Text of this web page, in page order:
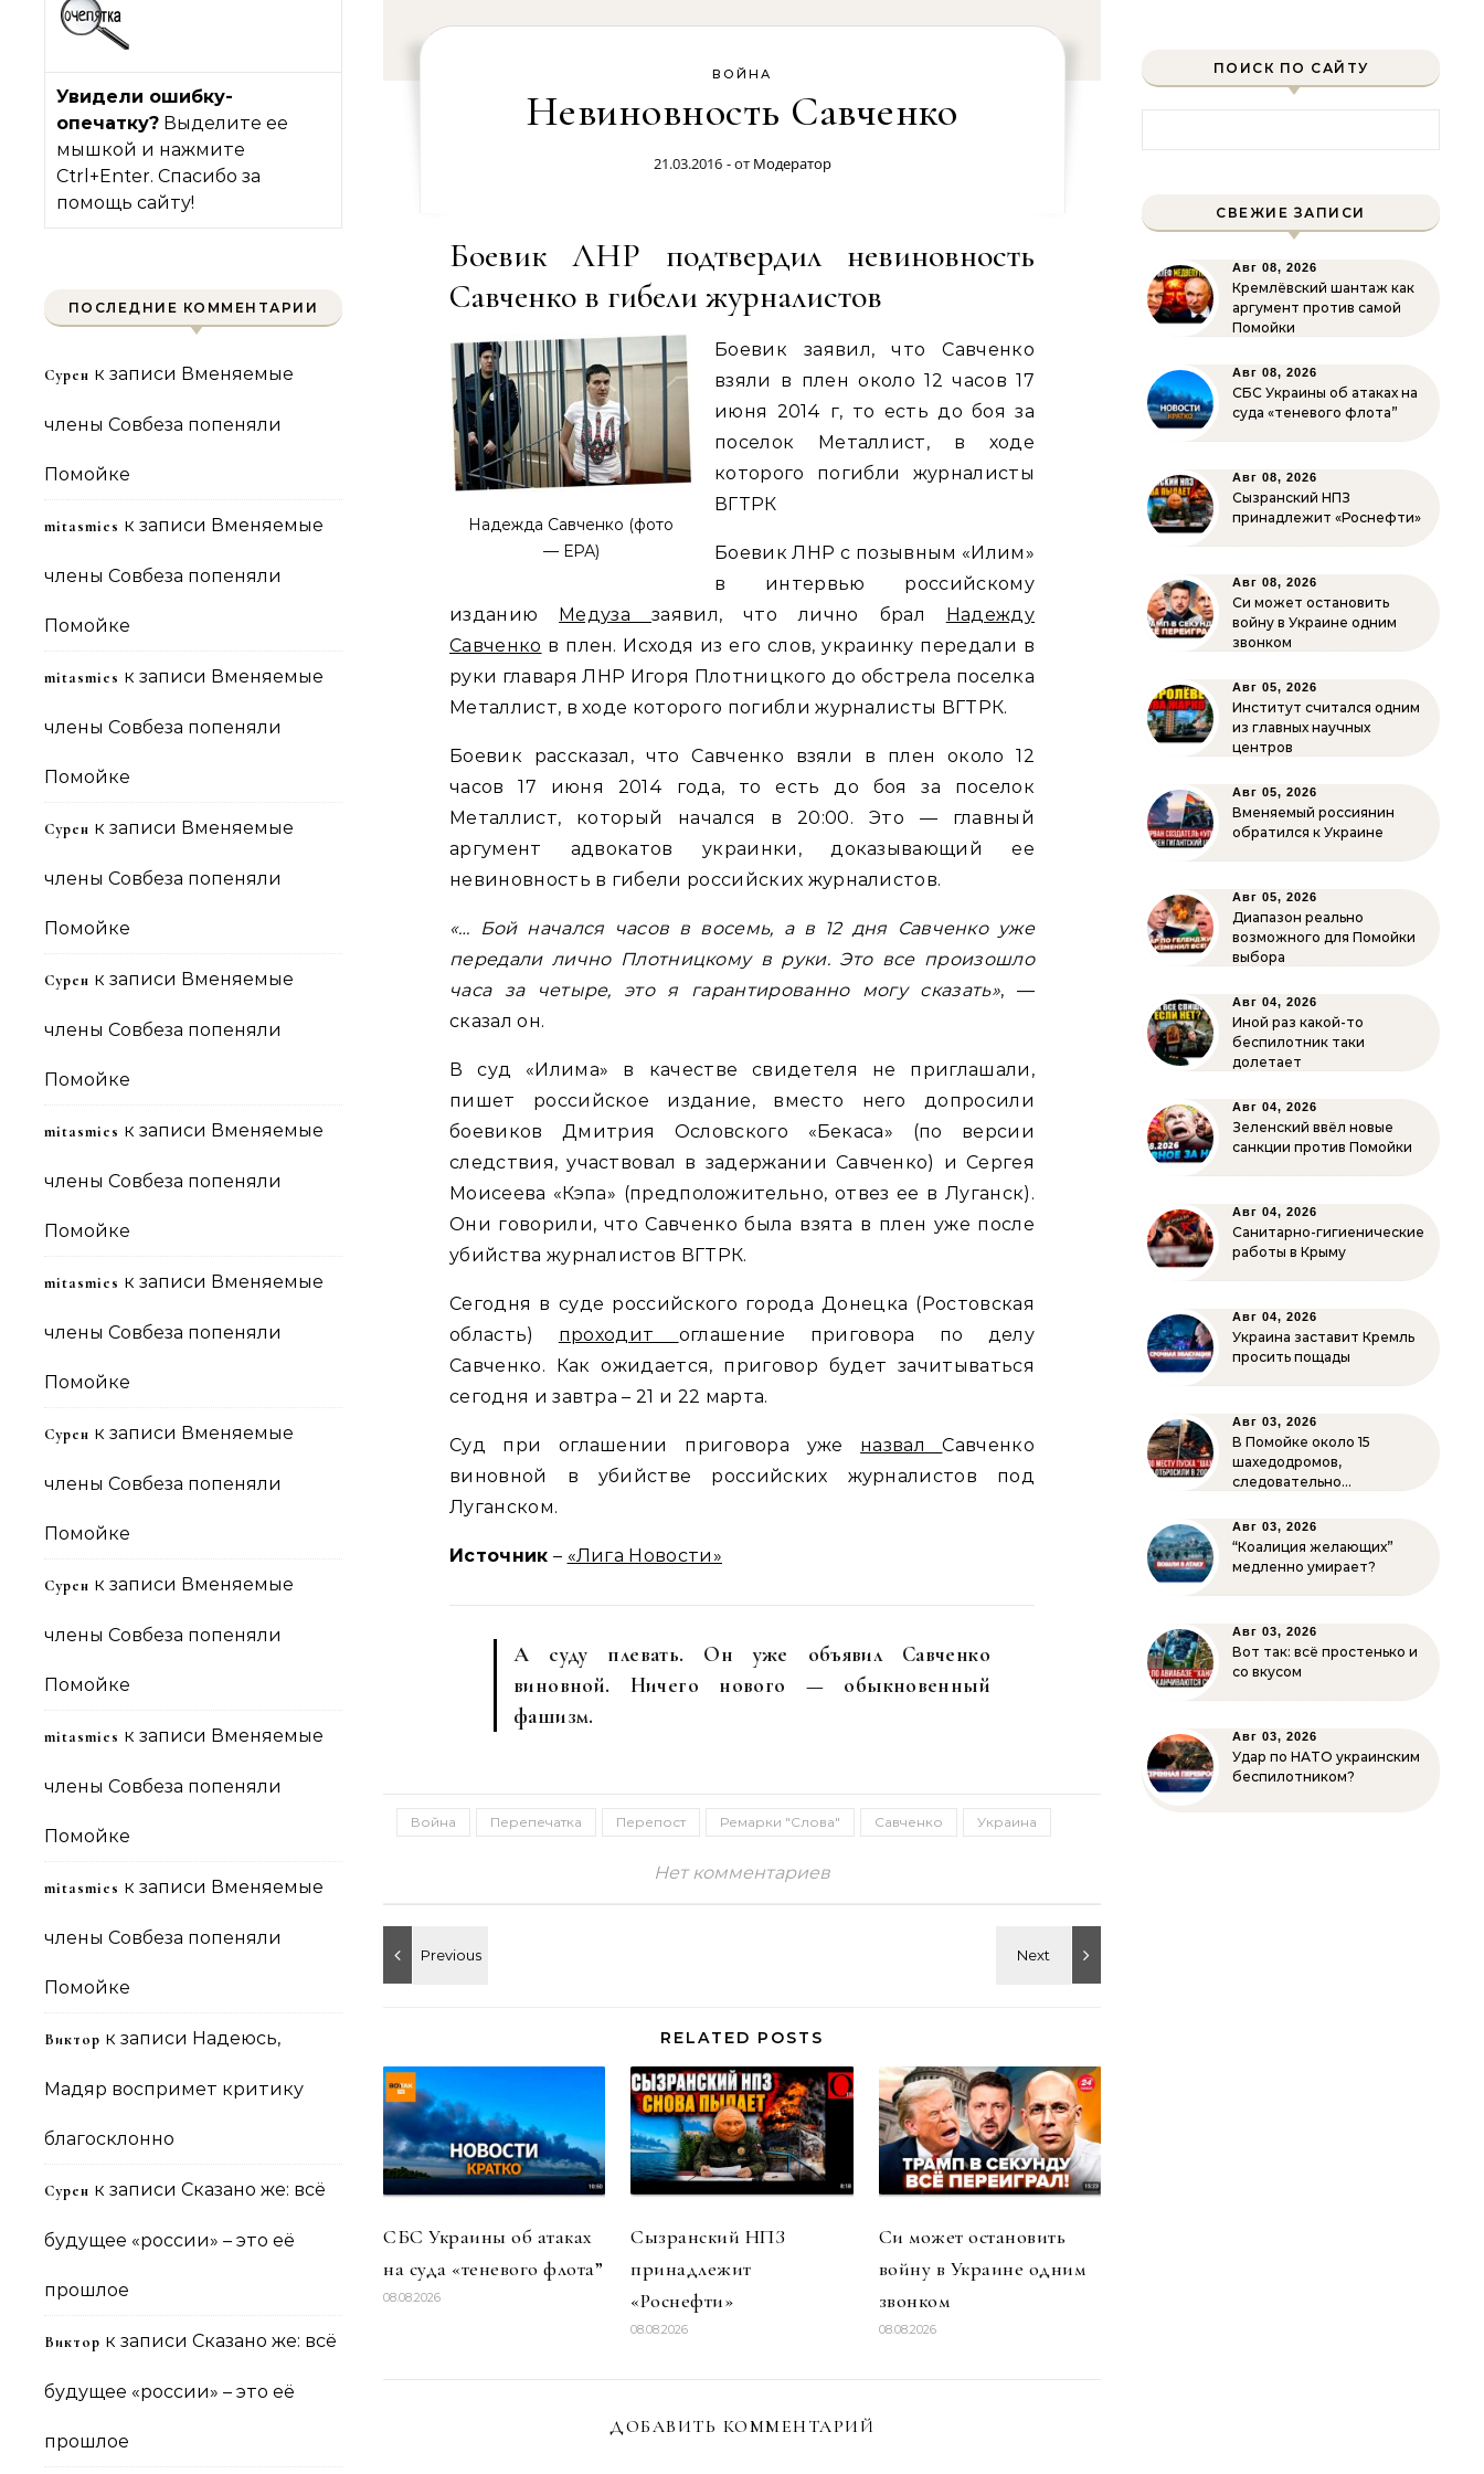
Увидели ошибку-
опечатку? Выделите ее
мышкой и нажмите
Ctrl+Enter. Спасибо за
помощь сайту!
ПОСЛЕДНИЕ КОММЕНТАРИИ
Сурен к записи Вменяемые
члены Совбеза попеняли
Помойке
mitasmies к записи Вменяемые
члены Совбеза попеняли
Помойке
mitasmies к записи Вменяемые
члены Совбеза попеняли
Помойке
Сурен к записи Вменяемые
члены Совбеза попеняли
Помойке
Сурен к записи Вменяемые
члены Совбеза попеняли
Помойке
mitasmies к записи Вменяемые
члены Совбеза попеняли
Помойке
mitasmies к записи Вменяемые
члены Совбеза попеняли
Помойке
Сурен к записи Вменяемые
члены Совбеза попеняли
Помойке
Сурен к записи Вменяемые
члены Совбеза попеняли
Помойке
mitasmies к записи Вменяемые
члены Совбеза попеняли
Помойке
mitasmies к записи Вменяемые
члены Совбеза попеняли
Помойке
Виктор к записи Надеюсь,
Мадяр воспримет критику
благосклонно
Сурен к записи Сказано же: всё
будущее «россии» – это её
прошлое
Виктор к записи Сказано же: всё
будущее «россии» – это её
прошлое
ВОЙНА
Невиновность Савченко
21.03.2016 - от Модератор
Боевик ЛНР подтвердил невиновность
Савченко в гибели журналистов
Надежда Савченко (фото
— ЕРА)
Боевик заявил, что Савченко
взяли в плен около 12 часов 17
июня 2014 г, то есть до боя за
поселок Металлист, в ходе
которого погибли журналисты
ВГТРК
Боевик ЛНР с позывным «Илим»
в интервью российскому
изданию Медуза заявил, что лично брал Надежду
Савченко в плен. Исходя из его слов, украинку передали в
руки главаря ЛНР Игоря Плотницкого до обстрела поселка
Металлист, в ходе которого погибли журналисты ВГТРК.
Боевик рассказал, что Савченко взяли в плен около 12
часов 17 июня 2014 года, то есть до боя за поселок
Металлист, который начался в 20:00. Это — главный
аргумент адвокатов украинки, доказывающий ее
невиновность в гибели российских журналистов.
«… Бой начался часов в восемь, а в 12 дня Савченко уже
передали лично Плотницкому в руки. Это все произошло
часа за четыре, это я гарантированно могу сказать», —
сказал он.
В суд «Илима» в качестве свидетеля не приглашали,
пишет российское издание, вместо него допросили
боевиков Дмитрия Ословского «Бекаса» (по версии
следствия, участвовал в задержании Савченко) и Сергея
Моисеева «Кэпа» (предположительно, отвез ее в Луганск).
Они говорили, что Савченко была взята в плен уже после
убийства журналистов ВГТРК.
Сегодня в суде российского города Донецка (Ростовская
область) проходит оглашение приговора по делу
Савченко. Как ожидается, приговор будет зачитываться
сегодня и завтра – 21 и 22 марта.
Суд при оглашении приговора уже назвалСавченко
виновной в убийстве российских журналистов под
Луганском.
Источник – «Лига Новости»
А суду плевать. Он уже объявил Савченко
виновной. Ничего нового — обыкновенный
фашизм.
Война Перепечатка Перепост Ремарки "Слова" Савченко Украина
Нет комментариев
RELATED POSTS
СБС Украины об атаках
на суда «теневого флота”
08.08.2026
Сызранский НПЗ
принадлежит
«Роснефти»
08.08.2026
Си может остановить
войну в Украине одним
звонком
08.08.2026
ДОБАВИТЬ КОММЕНТАРИЙ
ПОИСК ПО САЙТУ
СВЕЖИЕ ЗАПИСИ
Авг 08, 2026
Кремлёвский шантаж как
аргумент против самой
Помойки
Авг 08, 2026
СБС Украины об атаках на
суда «теневого флота”
Авг 08, 2026
Сызранский НПЗ
принадлежит «Роснефти»
Авг 08, 2026
Си может остановить
войну в Украине одним
звонком
Авг 05, 2026
Институт считался одним
из главных научных
центров
Авг 05, 2026
Вменяемый россиянин
обратился к Украине
Авг 05, 2026
Диапазон реально
возможного для Помойки
выбора
Авг 04, 2026
Иной раз какой-то
беспилотник таки
долетает
Авг 04, 2026
Зеленский ввёл новые
санкции против Помойки
Авг 04, 2026
Санитарно-гигиенические
работы в Крыму
Авг 04, 2026
Украина заставит Кремль
просить пощады
Авг 03, 2026
В Помойке около 15
шахедодромов,
следовательно…
Авг 03, 2026
“Коалиция желающих”
медленно умирает?
Авг 03, 2026
Вот так: всё простенько и
со вкусом
Авг 03, 2026
Удар по НАТО украинским
беспилотником?